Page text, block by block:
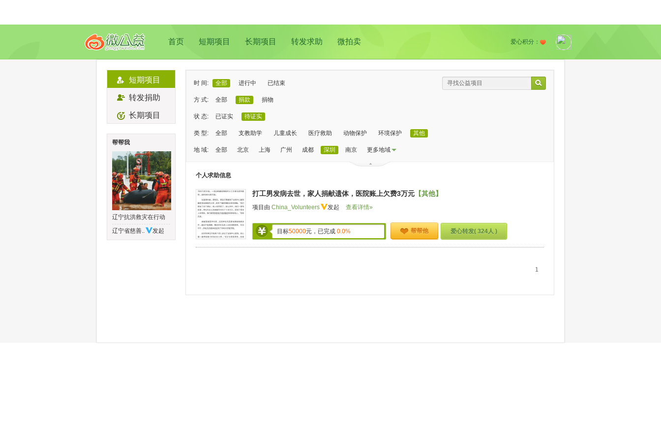
首页 短期项目 长期项目 转发求助 微拍卖 爱心积分：
短期项目
转发捐助
长期项目
帮帮我
辽宁抗洪救灾在行动
辽宁省慈善..
发起
时 间: 全部 进行中 已结束
方 式: 全部 捐款 捐物
状 态: 已证实 待证实
类 型: 全部 支教助学 儿童成长 医疗救助 动物保护 环境保护 其他
地 域: 全部 北京 上海 广州 成都 深圳 南京 更多地域
个人求助信息
打工男发病去世，家人捐献遗体，医院账上欠费3万元 【其他】
项目由 China_Volunteers 发起 查看详情»
目标50000元，已完成 0.0% 帮帮他 爱心转发( 324人 )
1